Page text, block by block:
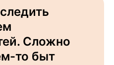
Сложно
то быт